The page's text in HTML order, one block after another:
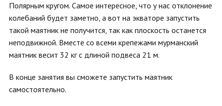
Полярным кругом. Самое интересное, что у нас отклонение
колебаний будет заметно, а вот на экваторе запустить
такой маятник не получится, так как плоскость останется
неподвижной. Вместе со всеми крепежами мурманский
маятник весит 32 кг с длиной подвеса 21 м.
В конце занятия вы сможете запустить маятник
самостоятельно.